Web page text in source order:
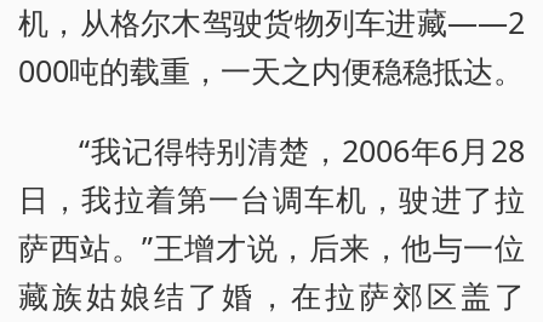
机，从格尔木驾驶货物列车进藏——2
000吨的载重，一天之内便稳稳抵达。
“我记得特别清楚，2006年6月28
日，我拉着第一台调车机，驶进了拉
萨西站。”王增才说，后来，他与一位
藏族姑娘结了婚，在拉萨郊区盖了